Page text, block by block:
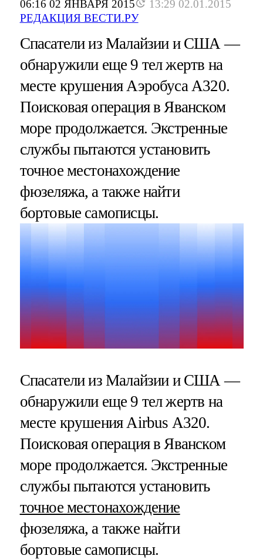
06:16 02 ЯНВАРЯ 2015
13:29 02.01.2015
РЕДАКЦИЯ ВЕСТИ.РУ
Спасатели из Малайзии и США —
обнаружили еще 9 тел жертв на
месте крушения Аэробуса А320.
Поисковая операция в Яванском
море продолжается. Экстренные
службы пытаются установить
точное местонахождение
фюзеляжа, а также найти
бортовые самописцы.
Спасатели из Малайзии и США —
обнаружили еще 9 тел жертв на
месте крушения Airbus А320.
Поисковая операция в Яванском
море продолжается. Экстренные
службы пытаются установить
точное местонахождение
фюзеляжа, а также найти
бортовые самописцы.